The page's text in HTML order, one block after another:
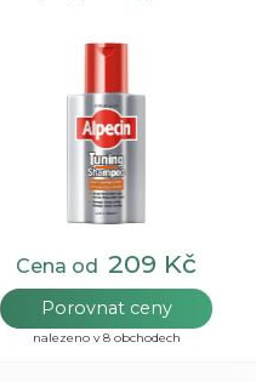
Cena od 209 Kč
Porovnat ceny
nalezeno v 8 obchodech